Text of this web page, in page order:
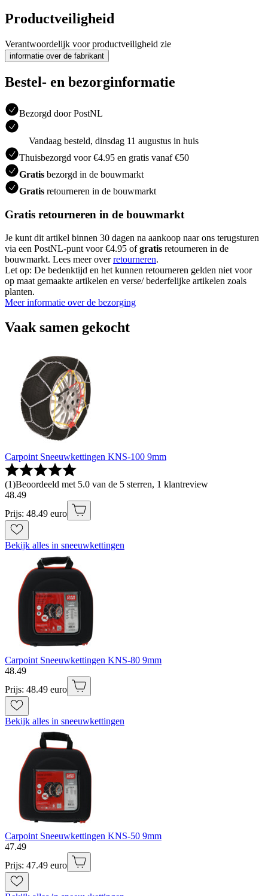
Productveiligheid
Verantwoordelijk voor productveiligheid zie
informatie over de fabrikant
Bestel- en bezorginformatie
Bezorgd door PostNL
Vandaag besteld, dinsdag 11 augustus in huis
Thuisbezorgd voor €4.95 en gratis vanaf €50
Gratis bezorgd in de bouwmarkt
Gratis retourneren in de bouwmarkt
Gratis retourneren in de bouwmarkt
Je kunt dit artikel binnen 30 dagen na aankoop naar ons terugsturen
via een PostNL-punt voor €4.95 ofgratis retourneren in de
bouwmarkt. Lees meer overretourneren.
Let op: De bedenktijd en het kunnen retourneren gelden niet voor
op maat gemaakte artikelen en verse/ bederfelijke artikelen zoals
planten.
Meer informatie over de bezorging
Vaak samen gekocht
Carpoint Sneeuwkettingen KNS-100 9mm
(1)Beoordeeld met 5.0 van de 5 sterren, 1 klantreview
48.49
Prijs: 48.49 euro
Bekijk alles in sneeuwkettingen
Carpoint Sneeuwkettingen KNS-80 9mm
48.49
Prijs: 48.49 euro
Bekijk alles in sneeuwkettingen
Carpoint Sneeuwkettingen KNS-50 9mm
47.49
Prijs: 47.49 euro